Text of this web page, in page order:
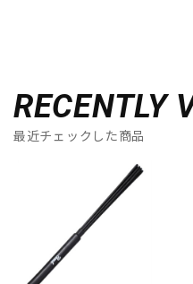
RECENTLY
最近チェックした商品